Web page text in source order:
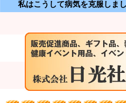
私はこうして病気を克服しま